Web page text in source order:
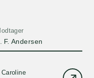
F. Andersen